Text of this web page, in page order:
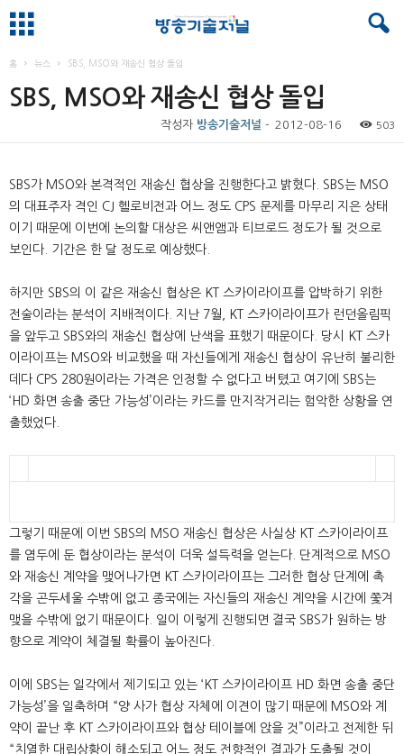
홈 뉴스 SBS, MSO와 재송신 협상 돌입
SBS, MSO와 재송신 협상 돌입
작성자 방송기술저널 - 2012-08-16 503
SBS가 MSO와 본격적인 재송신 협상을 진행한다고 밝혔다. SBS는 MSO
의 대표주자 격인 CJ 헬로비전과 어느 정도 CPS 문제를 마무리 지은 상태
이기 때문에 이번에 논의할 대상은 씨앤앰과 티브로드 정도가 될 것으로
보인다. 기간은 한 달 정도로 예상했다.
하지만 SBS의 이 같은 재송신 협상은 KT 스카이라이프를 압박하기 위한
전술이라는 분석이 지배적이다. 지난 7월, KT 스카이라이프가 런던올림픽
을 앞두고 SBS와의 재송신 협상에 난색을 표했기 때문이다. 당시 KT 스카
이라이프는 MSO와 비교했을 때 자신들에게 재송신 협상이 유난히 불리한
데다 CPS 280원이라는 가격은 인정할 수 없다고 버텼고 여기에 SBS는
‘HD 화면 송출 중단 가능성’이라는 카드를 만지작거리는 험악한 상황을 연
출했었다.
그렇기 때문에 이번 SBS의 MSO 재송신 협상은 사실상 KT 스카이라이프
를 염두에 둔 협상이라는 분석이 더욱 설득력을 얻는다. 단계적으로 MSO
와 재송신 계약을 맺어나가면 KT 스카이라이프는 그러한 협상 단계에 촉
각을 곤두세울 수밖에 없고 종국에는 자신들의 재송신 계약을 시간에 쫓겨
맺을 수밖에 없기 때문이다. 일이 이렇게 진행되면 결국 SBS가 원하는 방
향으로 계약이 체결될 확률이 높아진다.
이에 SBS는 일각에서 제기되고 있는 ‘KT 스카이라이프 HD 화면 송출 중단
가능성’을 일축하며 “양 사가 협상 자체에 이견이 많기 때문에 MSO와 계
약이 끝난 후 KT 스카이라이프와 협상 테이블에 앉을 것”이라고 전제한 뒤
“치열한 대립상황이 해소되고 어느 정도 전향적인 결과가 도출될 것이